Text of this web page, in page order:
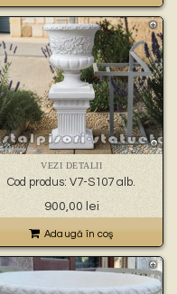
VEZI DETALII
Cod produs: V7-S107 alb.
900,00 lei
Adaugă în coş